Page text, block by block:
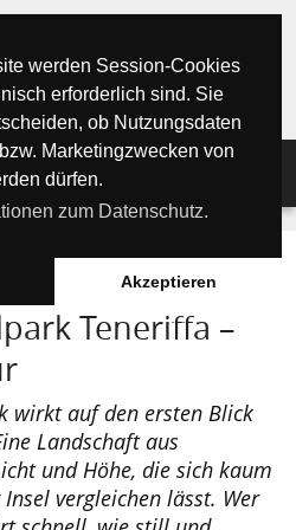
werden Session-Cookies
erforderlich sind. Sie
ob Nutzungsdaten
Marketingzwecken von
dürfen.
zum Datenschutz.
Akzeptieren
Artikel ►
Urlauber
See" - Orte
& Natur
& Geschichten
Urlauber
Orte
de Tenerife
- Masca
las Teresitas
las Américas
Teneriffa
Schlucht
für Notfälle
Natur
Milenario
Regionen
Inseln
Teneriffa –
wirkt auf den ersten Blick
Landschaft aus
und Höhe, die sich kaum
vergleichen lässt. Wer